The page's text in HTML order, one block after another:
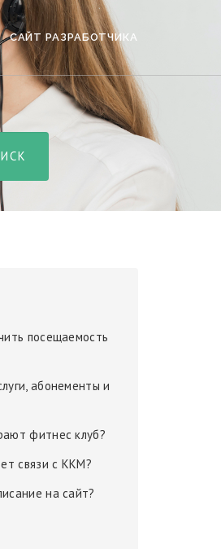
САЙТ РАЗРАБОТЧИКА
посещаемость
абонементы и
фитнес клуб?
связи с ККМ?
на сайт?